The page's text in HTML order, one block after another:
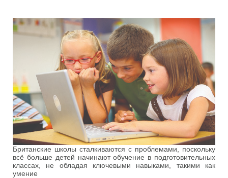
Британские школы сталкиваются с проблемами, поскольку
всё больше детей начинают обучение в подготовительных
классах, не обладая ключевыми навыками, такими как
умение